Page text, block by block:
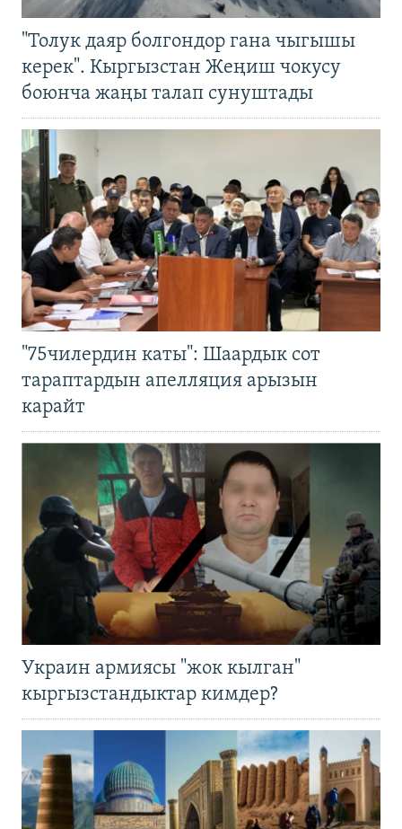
"Толук даяр болгондор гана чыгышы
керек". Кыргызстан Жеңиш чокусу
боюнча жаңы талап сунуштады
"75чилердин каты": Шаардык сот
тараптардын апелляция арызын
карайт
Украин армиясы "жок кылган"
кыргызстандыктар кимдер?